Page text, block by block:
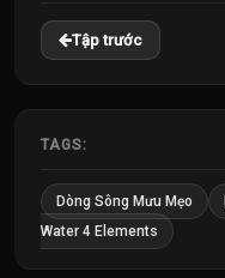
Tập trước
TAGS:
Dòng Sông Mưu Mẹo
Water 4 Elements